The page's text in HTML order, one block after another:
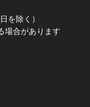
を除く）
場合があります